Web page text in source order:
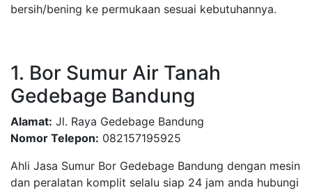
bersih/bening ke permukaan sesuai kebutuhannya.
1. Bor Sumur Air Tanah
Gedebage Bandung
Alamat: Jl. Raya Gedebage Bandung
Nomor Telepon: 082157195925
Ahli Jasa Sumur Bor Gedebage Bandung dengan mesin
dan peralatan komplit selalu siap 24 jam anda hubungi